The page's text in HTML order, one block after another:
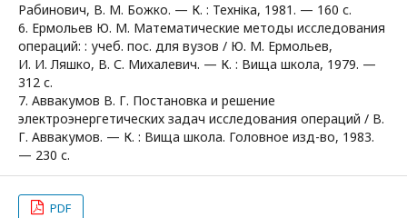
Рабинович, В. М. Божко. — К. : Техніка, 1981. — 160 с.
6. Ермольев Ю. М. Математические методы исследования
операций: : учеб. пос. для вузов / Ю. М. Ермольев,
И. И. Ляшко, В. С. Михалевич. — К. : Вища школа, 1979. —
312 с.
7. Аввакумов В. Г. Постановка и решение
электроэнергетических задач исследования операций / В.
Г. Аввакумов. — К. : Вища школа. Головное изд-во, 1983.
— 230 с.
PDF